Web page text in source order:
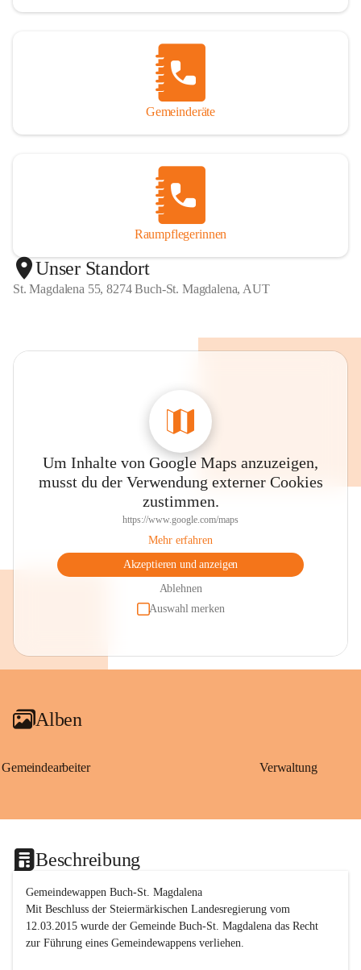
Gemeinderäte
Raumpflegerinnen
Unser Standort
St. Magdalena 55, 8274 Buch-St. Magdalena, AUT
Um Inhalte von Google Maps anzuzeigen,
musst du der Verwendung externer Cookies
zustimmen.
https://www.google.com/maps
Mehr erfahren
Akzeptieren und anzeigen
Ablehnen
Auswahl merken
Alben
Gemeindearbeiter Verwaltung
Beschreibung
Gemeindewappen Buch-St. Magdalena
Mit Beschluss der Steiermärkischen Landesregierung vom
12.03.2015 wurde der Gemeinde Buch-St. Magdalena das Recht
zur Führung eines Gemeindewappens verliehen.